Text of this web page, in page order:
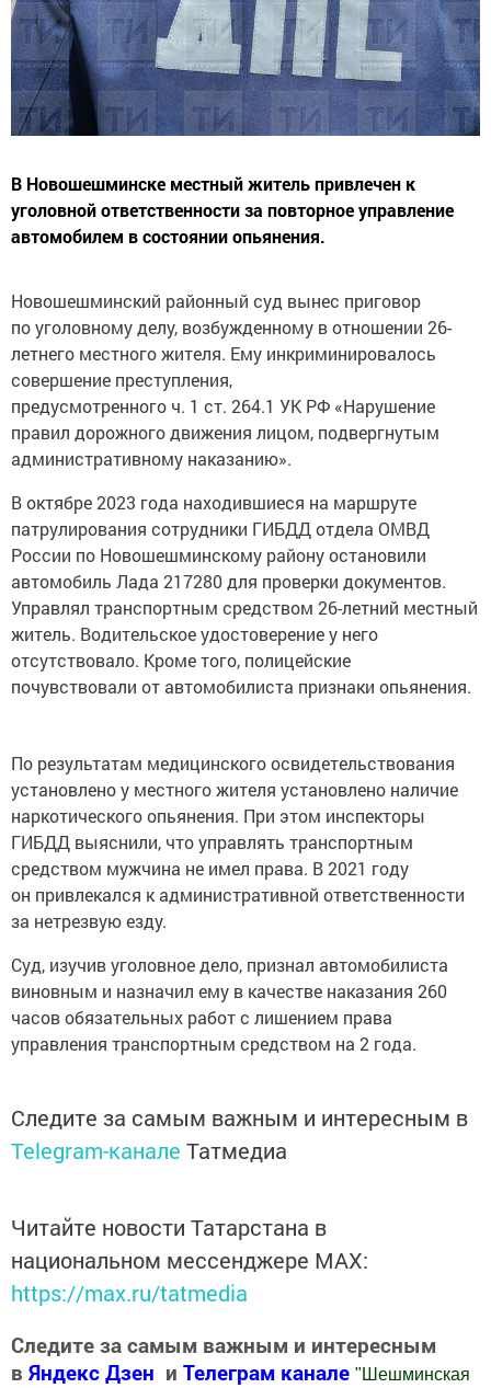
В Новошешминске местный житель привлечен к
уголовной ответственности за повторное управление
автомобилем в состоянии опьянения.
Новошешминский районный суд вынес приговор
по уголовному делу, возбужденному в отношении 26-
летнего местного жителя. Ему инкриминировалось
совершение преступления,
предусмотренного ч. 1 ст. 264.1 УК РФ «Нарушение
правил дорожного движения лицом, подвергнутым
административному наказанию».
В октябре 2023 года находившиеся на маршруте
патрулирования сотрудники ГИБДД отдела ОМВД
России по Новошешминскому району остановили
автомобиль Лада 217280 для проверки документов.
Управлял транспортным средством 26-летний местный
житель. Водительское удостоверение у него
отсутствовало. Кроме того, полицейские
почувствовали от автомобилиста признаки опьянения.
По результатам медицинского освидетельствования
установлено у местного жителя установлено наличие
наркотического опьянения. При этом инспекторы
ГИБДД выяснили, что управлять транспортным
средством мужчина не имел права. В 2021 году
он привлекался к административной ответственности
за нетрезвую езду.
Суд, изучив уголовное дело, признал автомобилиста
виновным и назначил ему в качестве наказания 260
часов обязательных работ с лишением права
управления транспортным средством на 2 года.
Следите за самым важным и интересным в
Telegram-канале Татмедиа
Читайте новости Татарстана в
национальном мессенджере MАХ:
https://max.ru/tatmedia
Следите за самым важным и интересным
в Яндекс Дзен и Телеграм канале " Шешминская